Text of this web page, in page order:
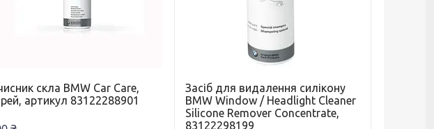
скла BMW Car Care,
артикул 83122288901
Засіб для видалення силікону
BMW Window / Headlight Cleaner
Silicone Remover Concentrate,
83122298199